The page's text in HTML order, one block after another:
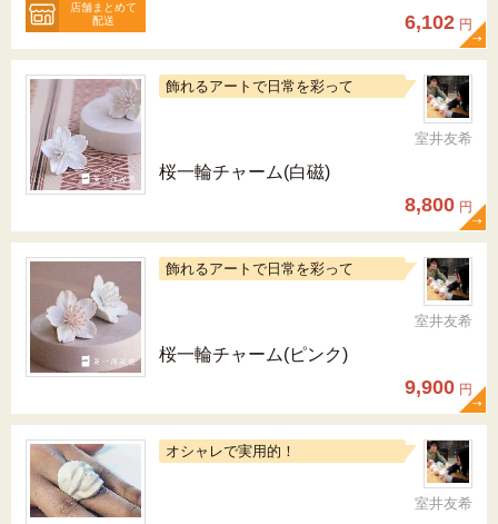
店舗まとめて
配送
6,102 円
飾れるアートで日常を彩って
室井友希
桜一輪チャーム(白磁)
8,800 円
飾れるアートで日常を彩って
室井友希
桜一輪チャーム(ピンク)
9,900 円
オシャレで実用的！
室井友希